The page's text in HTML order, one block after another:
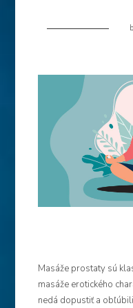
Masáže prostaty sú
masáže erotického
nedá dopustiť a